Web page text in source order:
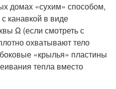
домах «сухим» способом,
канавкой в виде
Ω (если смотреть с
охватывают тело
«крылья» пластины
тепла вместо